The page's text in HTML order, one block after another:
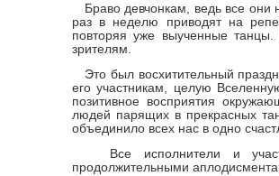
Браво девчонкам, ведь все они
раз в неделю приводят на
повторяя уже выученные
зрителям.
Это был восхитительный
его участникам, целую
позитивное восприятия
людей парящих в прекрасных
объединило всех нас в одно
Все исполнители и
продолжительными